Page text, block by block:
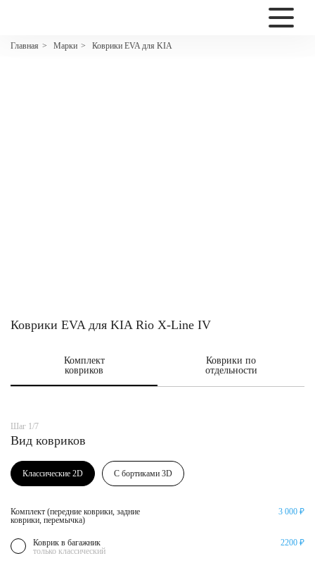
Главная > Марки > Коврики EVA для KIA
2200
Коврики EVA для KIA Rio X-Line IV
Комплект
ковриков
Коврики по
отдельности
Шаг 1/7
Вид ковриков
Классические 2D С бортиками 3D
Комплект (передние коврики, задние
коврики, перемычка)
3 000 ₽
Коврик в багажник
только классический
2200 ₽